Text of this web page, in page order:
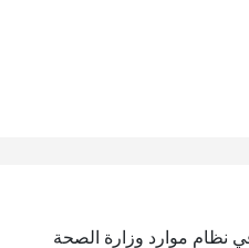
نظام موارد وزارة الصحة